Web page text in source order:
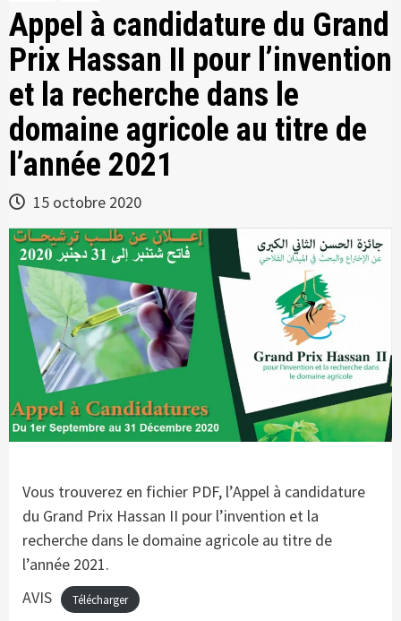
Appel à candidature du Grand
Prix Hassan II pour l’invention
et la recherche dans le
domaine agricole au titre de
l’année 2021
15 octobre 2020
Vous trouverez en fichier PDF, l’Appel à candidature
du Grand Prix Hassan II pour l’invention et la
recherche dans le domaine agricole au titre de
l’année 2021.
AVIS
Télécharger